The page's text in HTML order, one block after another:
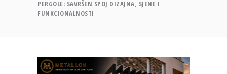
PERGOLE: SAVRŠEN SPOJ DIZAJNA, SJENE I
FUNKCIONALNOSTI